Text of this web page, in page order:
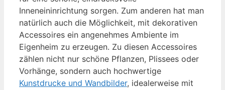
Inneneininrichtung sorgen. Zum anderen hat man
natürlich auch die Möglichkeit, mit dekorativen
Accessoires ein angenehmes Ambiente im
Eigenheim zu erzeugen. Zu diesen Accessoires
zählen nicht nur schöne Pflanzen, Plissees oder
Vorhänge, sondern auch hochwertige
Kunstdrucke und Wandbilder, idealerweise mit